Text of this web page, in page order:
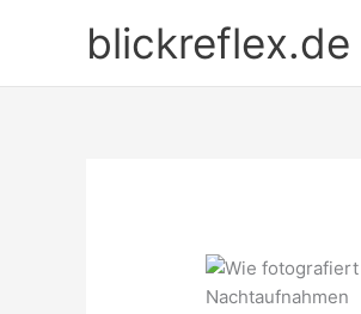
blickreflex.de